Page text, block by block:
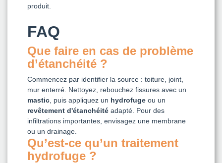
produit.
FAQ
Que faire en cas de problème
d’étanchéité ?
Commencez par identifier la source : toiture, joint,
mur enterré. Nettoyez, rebouchez fissures avec un
mastic , puis appliquez un hydrofuge ou un
revêtement d'étanchéité adapté. Pour des
infiltrations importantes, envisagez une membrane
ou un drainage.
Qu’est-ce qu’un traitement
hydrofuge ?